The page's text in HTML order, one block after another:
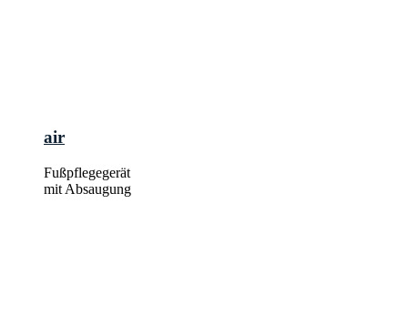
air
Fußpflegegerät
mit Absaugung